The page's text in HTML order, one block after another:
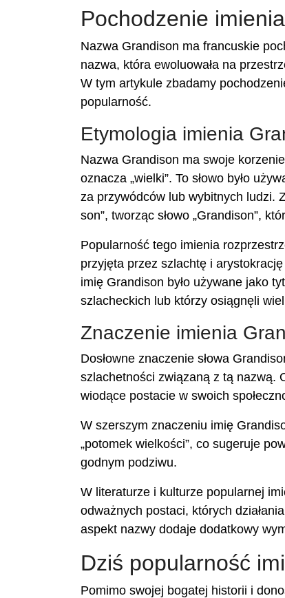
Pochodzenie
Nazwa Grandison ma francuskie
nazwa, która ewoluowała na
W tym artykule zbadamy
popularność.
Etymologia imienia
Nazwa Grandison ma swoje
oznacza „wielki”. To słowo było
za przywódców lub wybitnych ludzi.
son”, tworząc słowo „Grandison”,
Popularność tego imienia
przyjęta przez szlachtę i
imię Grandison było używane jako
szlacheckich lub którzy osiągnęli
Znaczenie imienia
Dosłowne znaczenie słowa
szlachetności związaną z tą nazwą.
wiodące postacie w swoich
W szerszym znaczeniu imię
„potomek wielkości”, co sugeruje
godnym podziwu.
W literaturze i kulturze popularnej
odważnych postaci, których
aspekt nazwy dodaje dodatkowy
Dziś popularność
Pomimo swojej bogatej historii i